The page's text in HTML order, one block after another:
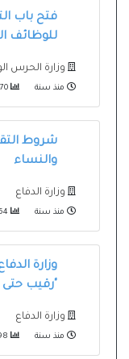
فتح باب
للوظائف
وزارة الحرس
منذ سنة
شروط
والنساء
وزارة الدفاع
منذ سنة
وزارة
"رقيب حتى
وزارة الدفاع
منذ سنة